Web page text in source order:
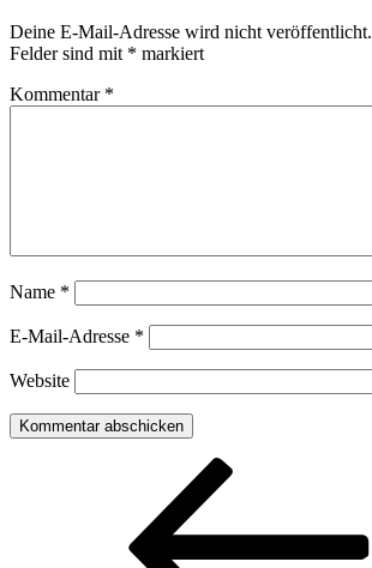
Deine E-Mail-Adresse wird nicht veröffentlicht.
Felder sind mit * markiert
Kommentar *
Name *
E-Mail-Adresse *
Website
Beitragsnavigation